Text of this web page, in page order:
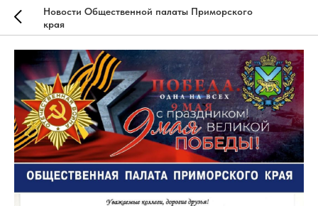
Новости Общественной палаты Приморского
края